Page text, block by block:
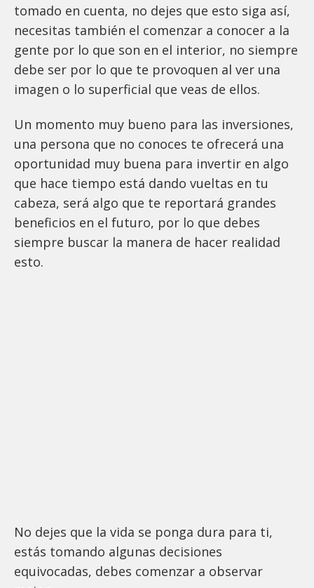
tomado en cuenta, no dejes que esto siga así,
necesitas también el comenzar a conocer a la
gente por lo que son en el interior, no siempre
debe ser por lo que te provoquen al ver una
imagen o lo superficial que veas de ellos.
Un momento muy bueno para las inversiones,
una persona que no conoces te ofrecerá una
oportunidad muy buena para invertir en algo
que hace tiempo está dando vueltas en tu
cabeza, será algo que te reportará grandes
beneficios en el futuro, por lo que debes
siempre buscar la manera de hacer realidad
esto.
No dejes que la vida se ponga dura para ti,
estás tomando algunas decisiones
equivocadas, debes comenzar a observar